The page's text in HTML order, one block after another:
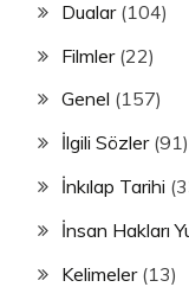
Dualar(104)
Filmler(22)
Genel (157)
İlgili Sözler(91)
İnkılap Tarihi
İnsan Hakları
Kelimeler(13)